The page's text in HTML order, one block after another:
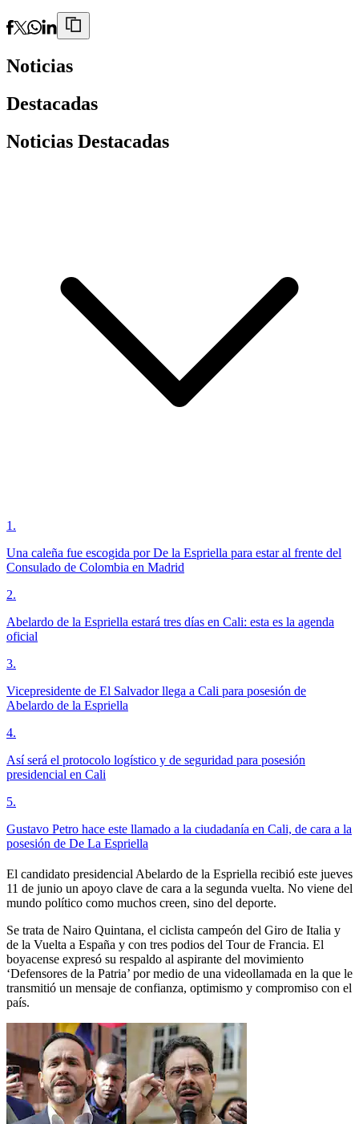
Noticias
Destacadas
Noticias Destacadas
1 .
Una caleña fue escogida por De la Espriella para estar al frente del
Consulado de Colombia en Madrid
2.
Abelardo de la Espriella estará tres días en Cali: esta es la agenda
oficial
3.
Vicepresidente de El Salvador llega a Cali para posesión de
Abelardo de la Espriella
4.
Así será el protocolo logístico y de seguridad para posesión
presidencial en Cali
5.
Gustavo Petro hace este llamado a la ciudadanía en Cali, de cara a la
posesión de De La Espriella
El candidato presidencial Abelardo de la Espriella recibió este jueves
11 de junio un apoyo clave de cara a la segunda vuelta. No viene del
mundo político como muchos creen, sino del deporte.
Se trata de Nairo Quintana, el ciclista campeón del Giro de Italia y
de la Vuelta a España y con tres podios del Tour de Francia. El
boyacense expresó su respaldo al aspirante del movimiento
‘Defensores de la Patria’ por medio de una videollamada en la que le
transmitió un mensaje de confianza, optimismo y compromiso con el
país.